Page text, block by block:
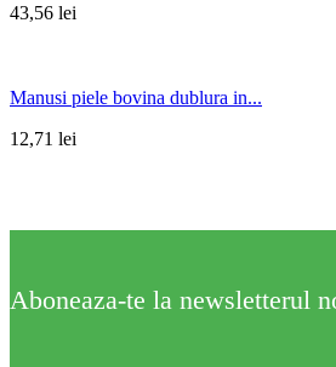
43,56 lei
Manusi piele bovina dublura in...
12,71 lei
Aboneaza-te la newsletterul